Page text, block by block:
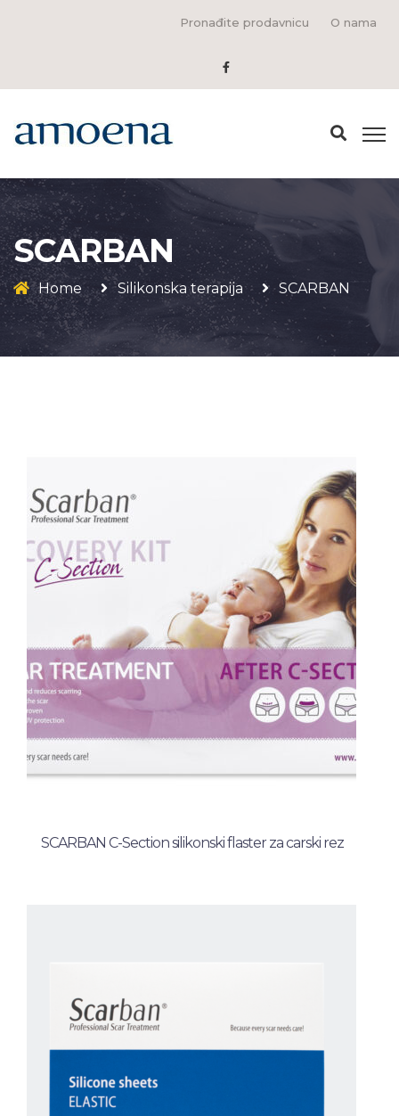
Pronađite prodavnicu O nama
SCARBAN
Home Silikonska terapija SCARBAN
SCARBAN C-Section silikonski flaster za carski rez